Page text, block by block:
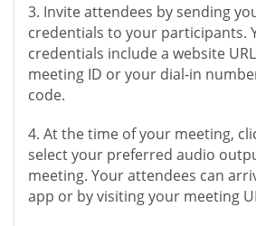
3. Invite attendees by sending
credentials to your participants.
credentials include a website
meeting ID or your dial-in
code.
4. At the time of your meeting,
select your preferred audio
meeting. Your attendees can
app or by visiting your meeting